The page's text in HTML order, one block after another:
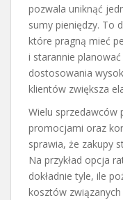
pozwala uniknąć
sumy pieniędzy. To
które pragną mieć
i starannie
dostosowania
klientów zwiększa
Wielu sprzedawców
promocjami oraz
sprawia, że zakupy
Na przykład opcja
dokładnie tyle, ile
kosztów